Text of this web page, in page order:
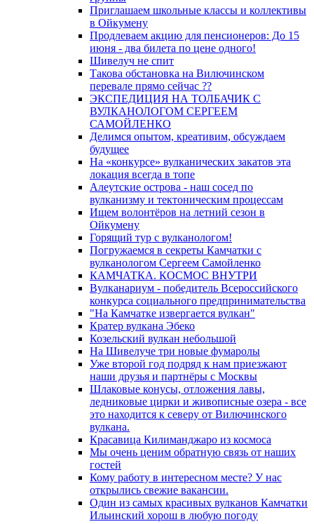
Приглашаем школьные классы и коллективы
в Ойкумену
Продлеваем акцию для пенсионеров: До 15
июня - два билета по цене одного!
Шивелуч не спит
Такова обстановка на Вилючинском
перевале прямо сейчас ??
ЭКСПЕДИЦИЯ НА ТОЛБАЧИК С
ВУЛКАНОЛОГОМ СЕРГЕЕМ
САМОЙЛЕНКО
Делимся опытом, креативим, обсуждаем
будущее
На «конкурсе» вулканических закатов эта
локация всегда в топе
Алеутские острова - наш сосед по
вулканизму и тектоническим процессам
Ищем волонтёров на летний сезон в
Ойкумену
Горящий тур с вулканологом!
Погружаемся в секреты Камчатки с
вулканологом Сергеем Самойленко
КАМЧАТКА. КОСМОС ВНУТРИ
Вулканариум - победитель Всероссийского
конкурса социального предпринимательства
"На Камчатке извергается вулкан"
Кратер вулкана Эбеко
Козельский вулкан небольшой
На Шивелуче три новые фумаролы
Уже второй год подряд к нам приезжают
наши друзья и партнёры с Москвы
Шлаковые конусы, отложения лавы,
ледниковые цирки и живописные озера - все
это находится к северу от Вилючинского
вулкана.
Красавица Килиманджаро из космоса
Мы очень ценим обратную связь от наших
гостей
Кому работу в интересном месте? У нас
открылись свежие вакансии.
Один из самых красивых вулканов Камчатки
Ильинский хорош в любую погоду